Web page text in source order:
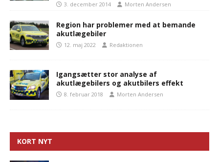
3. december 2014 Morten Andersen
Region har problemer med at bemande
akutlægebiler
12. maj 2022 Redaktionen
Igangsætter stor analyse af
akutlægebilers og akutbilers effekt
8. februar 2018 Morten Andersen
KORT NYT